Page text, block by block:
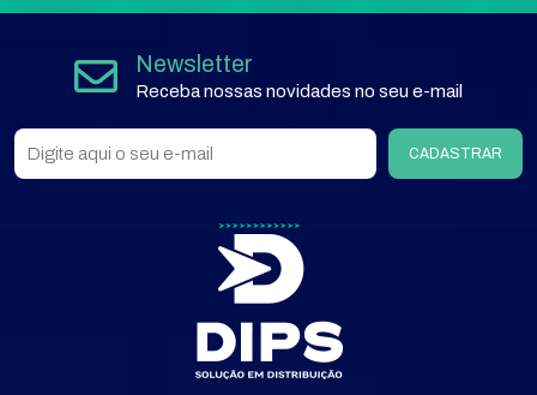
Newsletter
Receba nossas novidades no seu e-mail
CADASTRAR